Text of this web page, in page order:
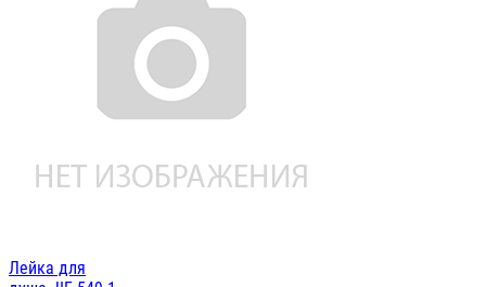
Лейка для